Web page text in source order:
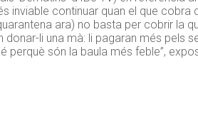
inviable continuar quan el que cobra
ara) no basta per cobrir la
li una mà: li pagaran més pels
perquè són la baula més feble”,